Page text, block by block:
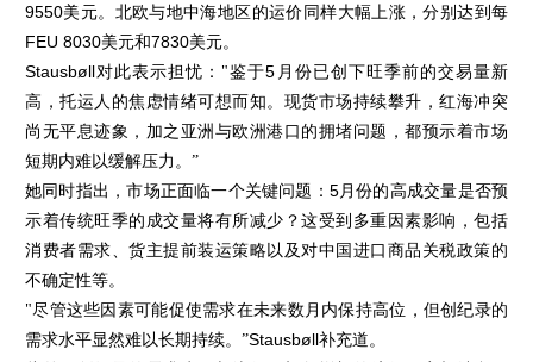
9550美元。北欧与地中海地区的运价同样大幅上涨，分别达到每
FEU 8030美元和7830美元。
Stausbøll 对此表示担忧："鉴于5 月份已创下旺季前的交易量新
高，托运人的焦虑情绪可想而知。现货市场持续攀升，红海冲突
尚无平息迹象，加之亚洲与欧洲港口的拥堵问题，都预示着市场
短期内难以缓解压力。”
她同时指出，市场正面临一个关键问题： 5月份的高成交量是否预
示着传统旺季的成交量将有所减少？这受到多重因素影响，包括
消费者需求、货主提前装运策略以及对中国进口商品关税政策的
不确定性等。
"尽管这些因素可能促使需求在未来数月内保持高位，但创纪录的
需求水平显然难以长期持续。”Stausbøll补充道。